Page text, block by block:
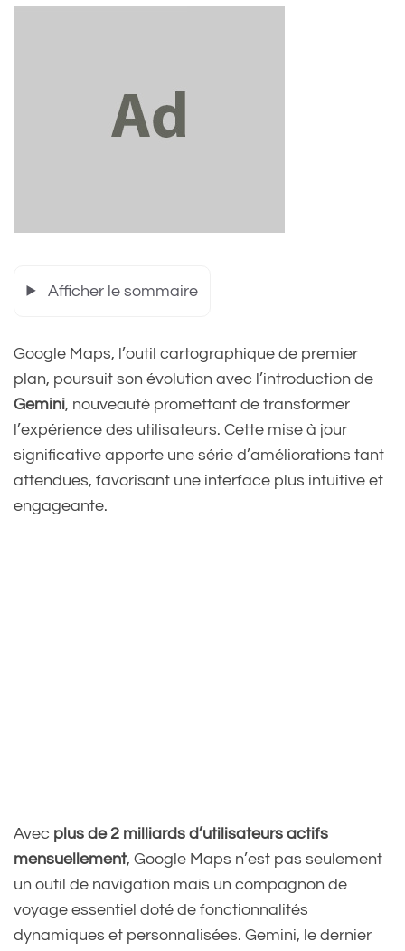
Afficher le sommaire
Google Maps, l’outil cartographique de premier
plan, poursuit son évolution avec l’introduction de
Gemini, nouveauté promettant de transformer
l’expérience des utilisateurs. Cette mise à jour
significative apporte une série d’améliorations tant
attendues, favorisant une interface plus intuitive et
engageante.
Avec plus de 2 milliards d’utilisateurs actifs
mensuellement, Google Maps n’est pas seulement
un outil de navigation mais un compagnon de
voyage essentiel doté de fonctionnalités
dynamiques et personnalisées. Gemini, le dernier